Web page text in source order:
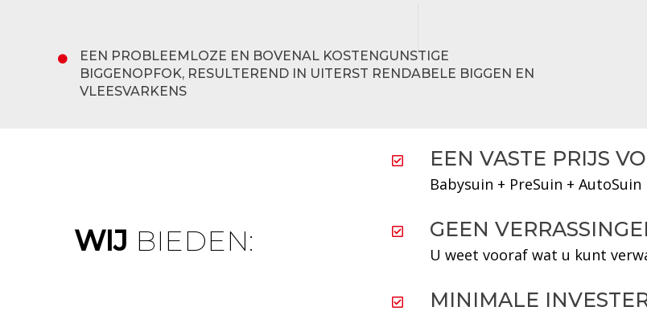
EEN PROBLEEMLOZE EN BOVENAL KOSTENGUNSTIGE
BIGGENOPFOK, RESULTEREND IN UITERST RENDABELE BIGGEN EN
VLEESVARKENS
WIJ BIEDEN:
EEN VASTE PRIJS
Babysuin + PreSuin + AutoSuin
GEEN
U weet vooraf wat u kunt
MINIMALE